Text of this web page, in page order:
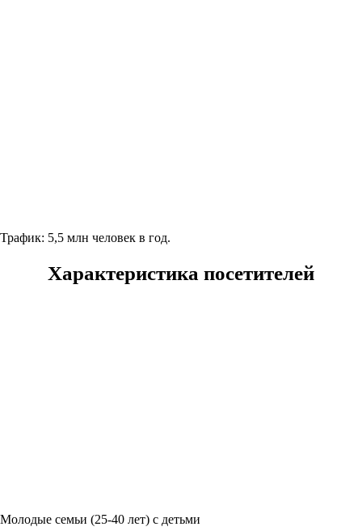
Трафик: 5,5 млн человек в год.
Характеристика посетителей
Молодые семьи (25-40 лет) с детьми